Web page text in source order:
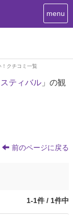
T
o
a
i
menu
！クチコミ一覧
ティバル」の観
前のページに戻る
1-1件 / 1件中